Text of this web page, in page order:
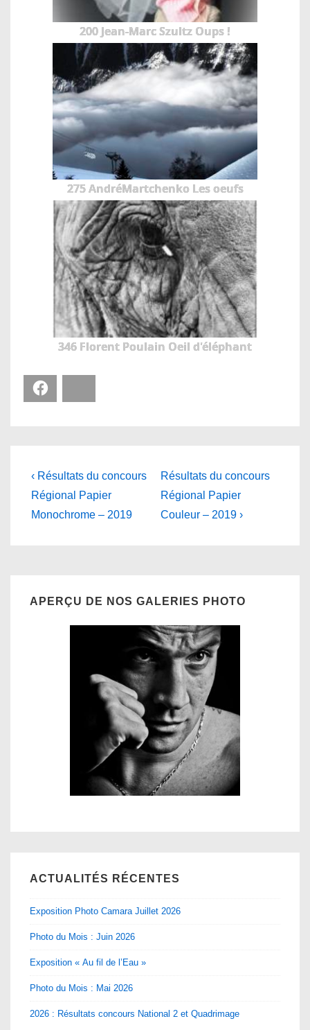
200 Jean-Marc Szultz Oups !
275 AndréMartchenko Les oeufs
346 Florent Poulain Oeil d'éléphant
Navigation
de
l’article
Previous
Post
is
‹ Résultats du concours
Régional Papier
Monochrome – 2019
Next
Post
is
Résultats du concours
Régional Papier
Couleur – 2019 ›
APERÇU DE NOS GALERIES PHOTO
ACTUALITÉS RÉCENTES
Exposition Photo Camara Juillet 2026
Photo du Mois : Juin 2026
Exposition « Au fil de l’Eau »
Photo du Mois : Mai 2026
2026 : Résultats concours National 2 et Quadrimage